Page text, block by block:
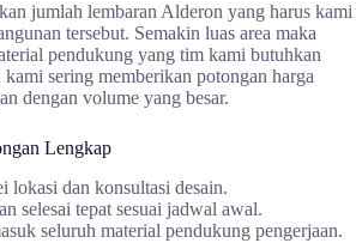
jumlah lembaran Alderon yang harus kami
tersebut. Semakin luas area maka
pendukung yang tim kami butuhkan
sering memberikan potongan harga
dengan volume yang besar.
Lengkap
lokasi dan konsultasi desain.
selesai tepat sesuai jadwal awal.
seluruh material pendukung pengerjaan.